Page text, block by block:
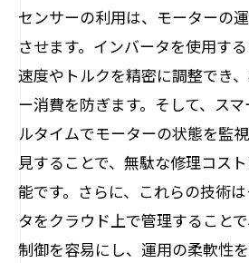
センサーの利用は、モーターの
させます。インバータを使用す
速度やトルクを精密に調整でき
ー消費を防ぎます。そして、ス
ルタイムでモーターの状態を監
見することで、無駄な修理コス
能です。さらに、これらの技術
タをクラウド上で管理すること
制御を容易にし、運用の柔軟性